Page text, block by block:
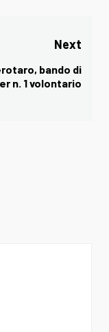
Next
Next
bando di
n. 1 volontario